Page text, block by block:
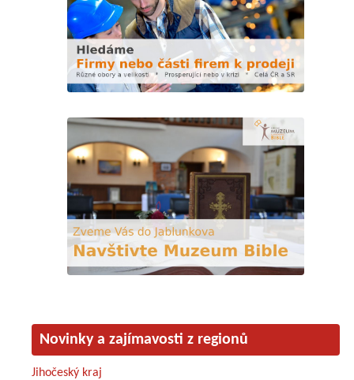
Novinky a zajímavosti z regionů
Jihočeský kraj